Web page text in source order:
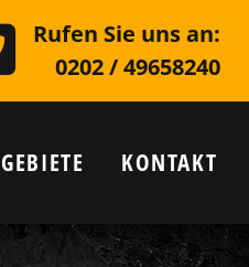
Rufen Sie uns an:
0202 / 49658240
GEBIETE KONTAKT